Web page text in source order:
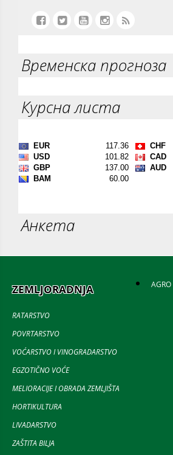
Временска прогноза
Курсна листа
Анкета
ZEMLJORADNJA
RATARSTVO
POVRTARSTVO
VOĆARSTVO I VINOGRADARSTVO
EGZOTIČNO VOĆE
MELIORACIJE I OBRADA ZEMLJIŠTA
HORTIKULTURA
LIVADARSTVO
ZAŠTITA BILJA
AGRO